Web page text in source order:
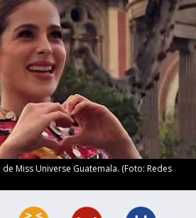
Miss Universe Guatemala. (Foto: Redes